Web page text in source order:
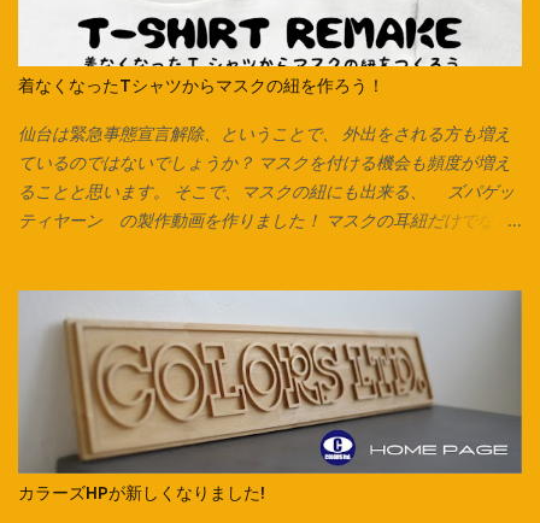
着なくなったTシャツからマスクの紐を作ろう！
仙台は緊急事態宣言解除、ということで、 外出をされる方も増え
ているのではないでしょうか？ マスクを付ける機会も頻度が増え
ることと思います。 そこで、マスクの紐にも出来る、 ズパゲッ
ティヤーン の製作動画を作りました！ マスクの耳紐だけでな
うにそのまま裁断できます。 脇で縫い合わせてあるTシャツ、カッ
トソーで作る場合は縫い合わせ箇所を切り落としてから始めま
す。 カットソーを横にして、下の画像の方向でハサミを入れてい
きます。 ※向きを間違えると伸縮が弱くなるのでご注意ください。
今回はマスク紐なので1cmほどの幅で裁断していますが、 市販の
ズパゲッティヤーンのように太めの紐にしたいときは2cm～2.5cm
くらいの幅がおすすめです。 紐にしたら今回はマスク紐なので、
カラーズHPが新しくなりました!